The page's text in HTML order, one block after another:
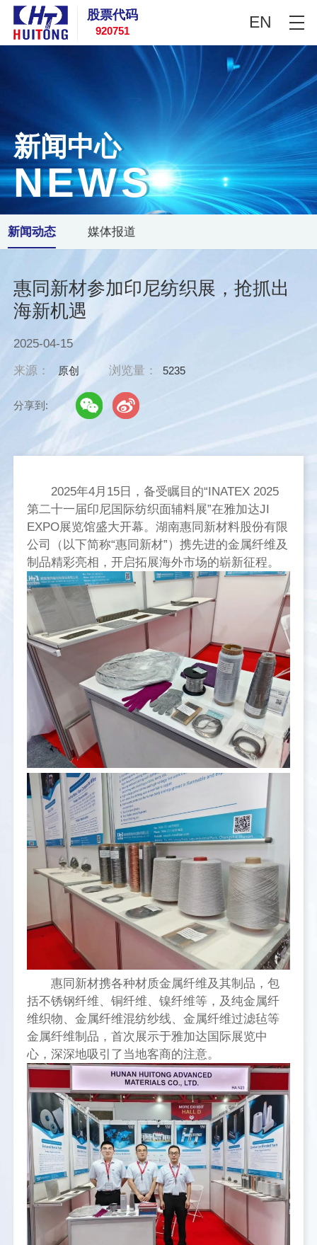
股票代码
920751 EN
新闻中心
NEWS
新闻动态 媒体报道
惠同新材参加印尼纺织展，抢抓出
海新机遇
2025-04-15
来源： 原创 浏览量： 5235
分享到:
2025年4月15日，备受瞩目的“INATEX 2025
第二十一届印尼国际纺织面辅料展”在雅加达JI
EXPO展览馆盛大开幕。湖南惠同新材料股份有限
公司（以下简称“惠同新材”）携先进的金属纤维及
制品精彩亮相，开启拓展海外市场的崭新征程。
惠同新材携各种材质金属纤维及其制品，包
括不锈钢纤维、铜纤维、镍纤维等，及纯金属纤
维织物、金属纤维混纺纱线、金属纤维过滤毡等
金属纤维制品，首次展示于雅加达国际展览中
心，深深地吸引了当地客商的注意。